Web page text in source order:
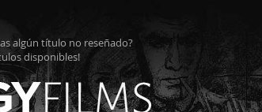
algún título no reseñado?
disponibles!